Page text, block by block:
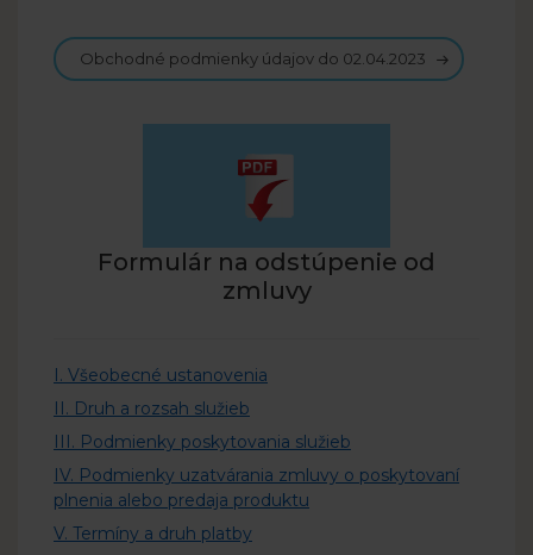
Obchodné podmienky údajov do 02.04.2023
Formulár na odstúpenie od
zmluvy
I. Všeobecné ustanovenia
II. Druh a rozsah služieb
III. Podmienky poskytovania služieb
IV. Podmienky uzatvárania zmluvy o poskytovaní
plnenia alebo predaja produktu
V. Termíny a druh platby